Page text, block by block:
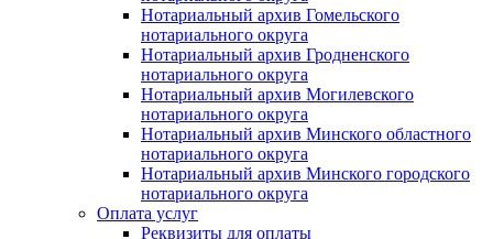
Нотариальный архив Гомельского
нотариального округа
Нотариальный архив Гродненского
нотариального округа
Нотариальный архив Могилевского
нотариального округа
Нотариальный архив Минского областного
нотариального округа
Нотариальный архив Минского городского
нотариального округа
Оплата услуг
Реквизиты для оплаты